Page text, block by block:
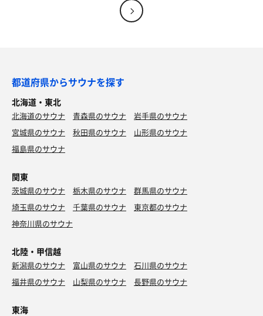
都道府県からサウナを探す
北海道・東北
北海道のサウナ 青森県のサウナ
岩手県のサウナ
宮城県のサウナ
秋田県のサウナ
山形県のサウナ
福島県のサウナ
関東
茨城県のサウナ 栃木県のサウナ
群馬県のサウナ
埼玉県のサウナ
千葉県のサウナ
東京都のサウナ
神奈川県のサウナ
北陸・甲信越
新潟県のサウナ 富山県のサウナ
石川県のサウナ
福井県のサウナ
山梨県のサウナ 長野県のサウナ
東海